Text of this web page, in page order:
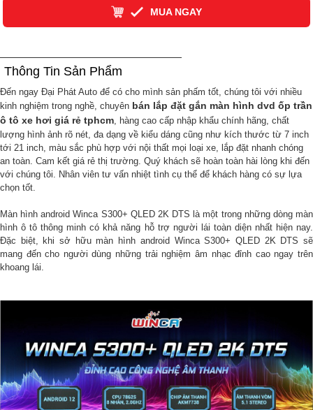
MUA NGAY
Thông Tin Sản Phẩm
Đến ngay Đại Phát Auto để có cho mình sản phấm tốt, chúng tôi với nhiều
kinh nghiệm trong nghề, chuyên bán lắp đặt gắn màn hình dvd ốp trần
ô tô xe hơi giá rẻ tphcm, hàng cao cấp nhập khẩu chính hãng, chất
lượng hình ảnh rõ nét, đa dạng về kiểu dáng cũng như kích thước từ 7 inch
tới 21 inch, màu sắc phù hợp với nội thất mọi loại xe, lắp đặt nhanh chóng
an toàn. Cam kết giá rẻ thị trường. Quý khách sẽ hoàn toàn hài lòng khi đến
với chúng tôi. Nhân viên tư vấn nhiệt tình cụ thể để khách hàng có sự lựa
chọn tốt.
Màn hình android Winca S300+ QLED 2K DTS là một trong những dòng màn
hình ô tô thông minh có khả năng hỗ trợ người lái toàn diện nhất hiện nay.
Đặc biệt, khi sở hữu màn hình android Winca S300+ QLED 2K DTS sẽ
mang đến cho người dùng những trải nghiệm âm nhạc đỉnh cao ngay trên
khoang lái.